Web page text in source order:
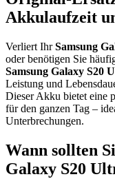
Akkulaufzeit
Verliert IhrSamsung
oder benötigen Sie
Samsung Galaxy S20
Leistung und
Dieser Akku bietet eine
für den ganzen Tag –
Unterbrechungen.
Wann sollten
Galaxy S20